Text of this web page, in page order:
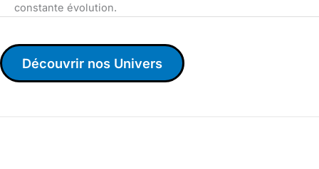
constante évolution.
Découvrir nos Univers